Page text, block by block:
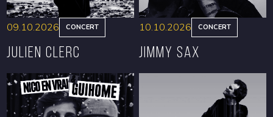
BOOK
09.10.2026 CONCERT
Julien Clerc
BOOK
10.10.2026 CONCERT
Jimmy Sax